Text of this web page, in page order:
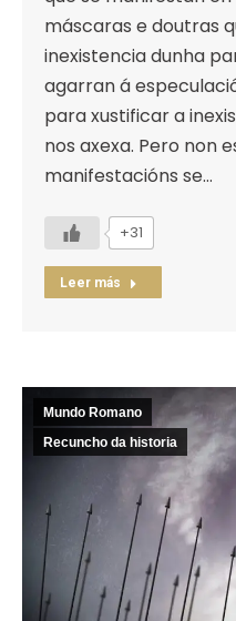
máscaras e doutras
inexistencia dunha
agarran á
para xustificar a
nos axexa. Pero non
manifestacións se…
+31
Leer más
Mundo Romano
Recuncho da historia